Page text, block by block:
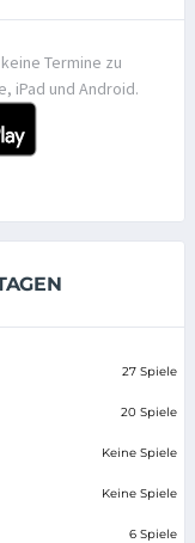
Termine zu
iPad und Android.
27 Spiele
20 Spiele
Keine Spiele
Keine Spiele
6 Spiele